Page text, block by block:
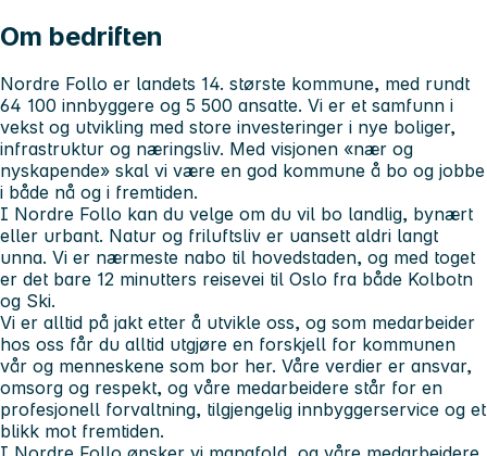
Om bedriften
Nordre Follo er landets 14. største kommune, med rundt
64 100 innbyggere og 5 500 ansatte. Vi er et samfunn i
vekst og utvikling med store investeringer i nye boliger,
infrastruktur og næringsliv. Med visjonen «nær og
nyskapende» skal vi være en god kommune å bo og jobbe
i både nå og i fremtiden.
I Nordre Follo kan du velge om du vil bo landlig, bynært
eller urbant. Natur og friluftsliv er uansett aldri langt
unna. Vi er nærmeste nabo til hovedstaden, og med toget
er det bare 12 minutters reisevei til Oslo fra både Kolbotn
og Ski.
Vi er alltid på jakt etter å utvikle oss, og som medarbeider
hos oss får du alltid utgjøre en forskjell for kommunen
vår og menneskene som bor her. Våre verdier er ansvar,
omsorg og respekt, og våre medarbeidere står for en
profesjonell forvaltning, tilgjengelig innbyggerservice og et
blikk mot fremtiden.